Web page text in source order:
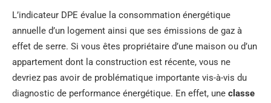
L’indicateur DPE évalue la consommation énergétique
annuelle d’un logement ainsi que ses émissions de gaz à
effet de serre. Si vous êtes propriétaire d’une maison ou d’un
appartement dont la construction est récente, vous ne
devriez pas avoir de problématique importante vis-à-vis du
diagnostic de performance énergétique. En effet, une classe